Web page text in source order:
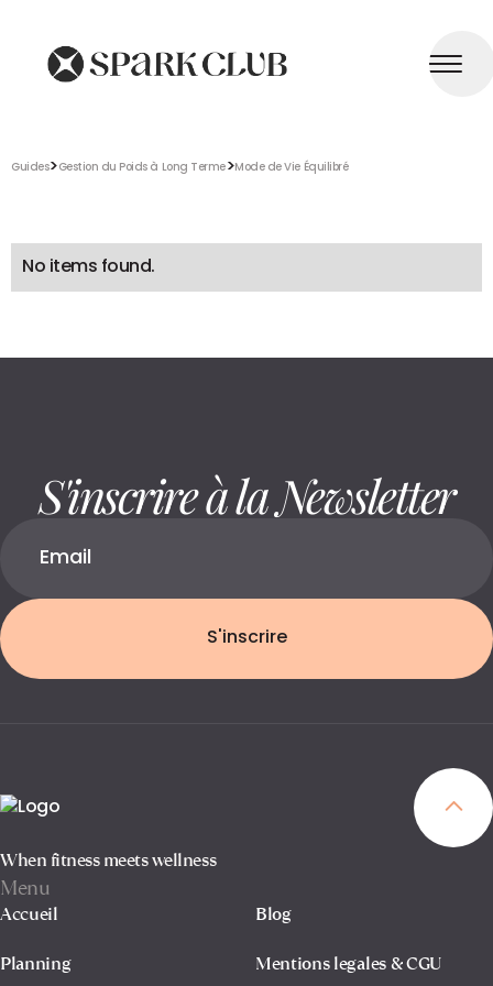
Guides>Gestion du Poids à Long Terme>Mode de Vie Équilibré
No items found.
S'inscrire à la Newsletter
S'inscrire
When fitness meets wellness
Menu
Accueil
Planning
Blog
Mentions legales & CGU